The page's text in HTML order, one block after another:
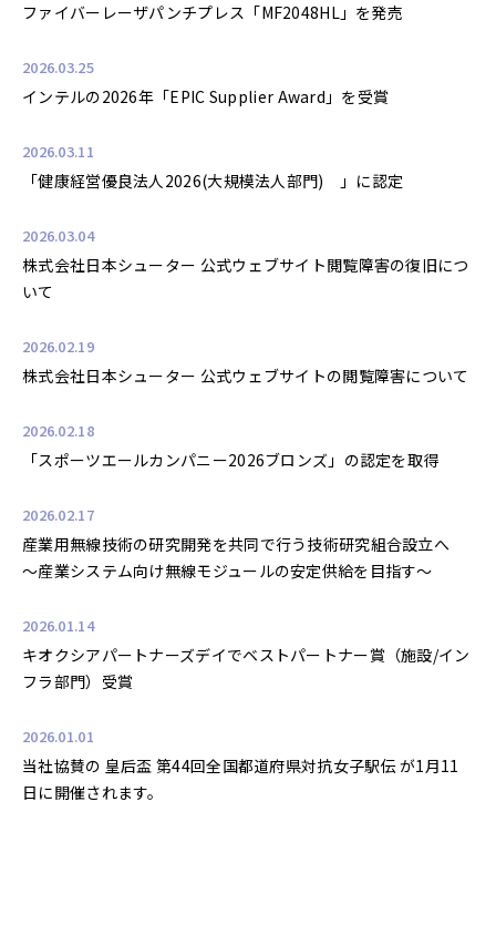
ファイバーレーザパンチプレス「MF2048HL」を発売
2026.03.25
インテルの2026年「EPIC Supplier Award」を受賞
2026.03.11
「健康経営優良法人2026(大規模法人部門) 」に認定
2026.03.04
株式会社日本シューター 公式ウェブサイト閲覧障害の復旧につ
いて
2026.02.19
株式会社日本シューター 公式ウェブサイトの閲覧障害について
2026.02.18
「スポーツエールカンパニー2026ブロンズ」の認定を取得
2026.02.17
産業用無線技術の研究開発を共同で行う技術研究組合設立へ
～産業システム向け無線モジュールの安定供給を目指す～
2026.01.14
キオクシアパートナーズデイでベストパートナー賞（施設/イン
フラ部門）受賞
2026.01.01
当社協賛の 皇后盃 第44回全国都道府県対抗女子駅伝 が1月11
日に開催されます。